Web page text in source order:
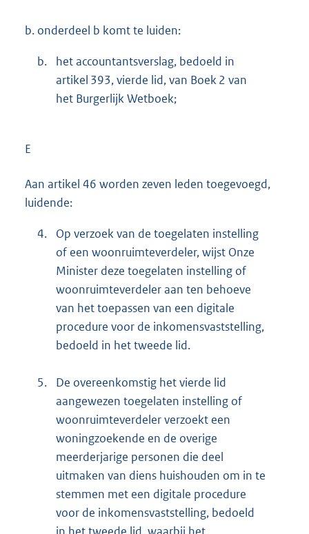
b. onderdeel b komt te luiden:
b.
het accountantsverslag, bedoeld in
artikel 393, vierde lid, van Boek 2 van
het Burgerlijk Wetboek;
E
Aan artikel 46 worden zeven leden toegevoegd,
luidende:
4.
Op verzoek van de toegelaten instelling
of een woonruimteverdeler, wijst Onze
Minister deze toegelaten instelling of
woonruimteverdeler aan ten behoeve
van het toepassen van een digitale
procedure voor de inkomensvaststelling,
bedoeld in het tweede lid.
5.
De overeenkomstig het vierde lid
aangewezen toegelaten instelling of
woonruimteverdeler verzoekt een
woningzoekende en de overige
meerderjarige personen die deel
uitmaken van diens huishouden om in te
stemmen met een digitale procedure
voor de inkomensvaststelling, bedoeld